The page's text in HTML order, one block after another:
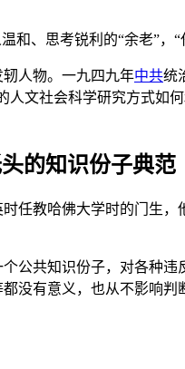
和、思考锐利的“余老”，
人物。一九四九年中共统
文社会科学研究方式
的知识份子典范
任教哈佛大学时的门生
公共知识份子，对各种
没有意义，也从不影响判